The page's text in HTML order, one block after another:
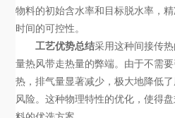
物料的初始含水率和目标脱水率，
时间的可控性。
工艺优势总结采用这种间接传
量热风带走热量的弊端。由于不需
热，排气量显著减少，极大地降低
风险。这种物理特性的优化，使得